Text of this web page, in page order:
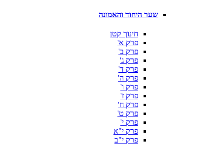
שער היחוד והאמונה
חינוך קטן
פרק א'
פרק ב'
פרק ג'
פרק ד'
פרק ה'
פרק ו'
פרק ז'
פרק ח'
פרק ט'
פרק י'
פרק י"א
פרק י"ב